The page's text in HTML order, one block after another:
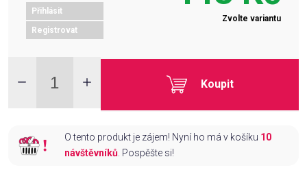
Přihlásit
Registrovat
Zvolte variantu
Koupit
O tento produkt je zájem! Nyní ho má v košíku 10
návštěvníků. Pospěšte si!